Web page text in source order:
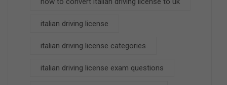
italian driving license
italian driving license categories
italian driving license exam questions